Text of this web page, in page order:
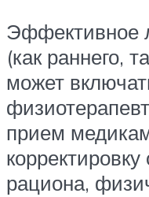
Эффективное
(как раннего,
может
прием
рациона,